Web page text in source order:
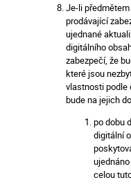
Je-li
prodávající
ujednané
digitálního
zabezpečí, že
které jsou
vlastnosti podle
bude na jejich
po dobu
digitální
celou